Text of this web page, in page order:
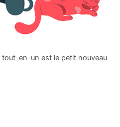
tout-en-un est le petit nouveau